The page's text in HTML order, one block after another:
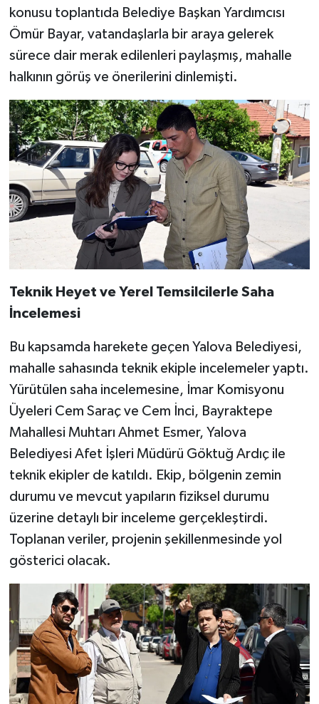
konusu toplantıda Belediye Başkan Yardımcısı
Ömür Bayar, vatandaşlarla bir araya gelerek
sürece dair merak edilenleri paylaşmış, mahalle
halkının görüş ve önerilerini dinlemişti.
Teknik Heyet ve Yerel Temsilcilerle Saha
İncelemesi
Bu kapsamda harekete geçen Yalova Belediyesi,
mahalle sahasında teknik ekiple incelemeler yaptı.
Yürütülen saha incelemesine, İmar Komisyonu
Üyeleri Cem Saraç ve Cem İnci, Bayraktepe
Mahallesi Muhtarı Ahmet Esmer, Yalova
Belediyesi Afet İşleri Müdürü Göktuğ Ardıç ile
teknik ekipler de katıldı. Ekip, bölgenin zemin
durumu ve mevcut yapıların fiziksel durumu
üzerine detaylı bir inceleme gerçekleştirdi.
Toplanan veriler, projenin şekillenmesinde yol
gösterici olacak.